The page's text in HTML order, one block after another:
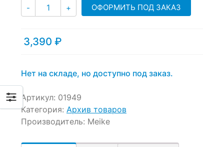
- Количество
+ ОФОРМИТЬ ПОД ЗАКАЗ
3,390 ₽
Нет на складе, но доступно под заказ.
Артикул: 01949
Категория: Архив товаров
Производитель: Meike